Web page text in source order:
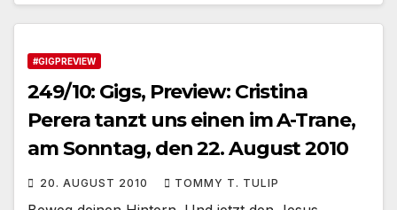
#GIGPREVIEW
249/10: Gigs, Preview: Cristina
Perera tanzt uns einen im A-Trane,
am Sonntag, den 22. August 2010
20. AUGUST 2010 TOMMY T. TULIP